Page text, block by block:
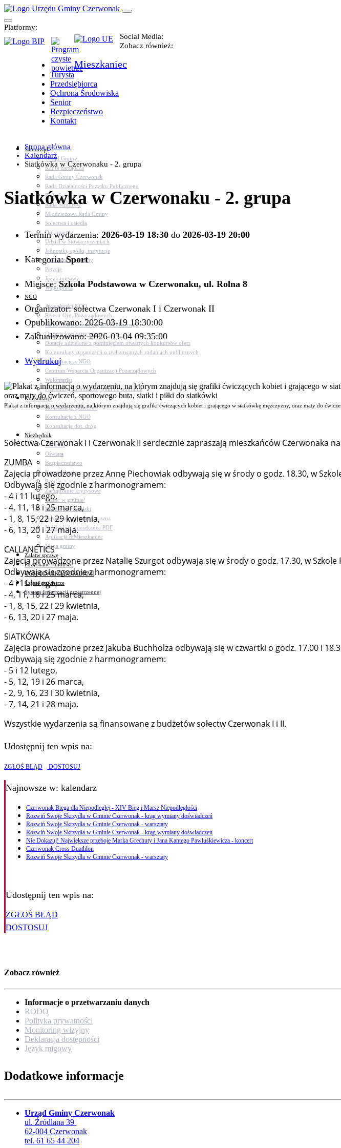
Platformy:
Social Media:
Zobacz również:
Mieszkaniec
Turysta
Przedsiębiorca
Ochrona Środowiska
Senior
Bezpieczeństwo
Kontakt
Samorząd
Urząd Gminy
Kadra zarządcza
Rada Gminy Czerwonak
Rada Działalności Pożytku Publicznego
Rada Sportu
Rada Seniorów
Młodzieżowa Rada Gminy
Sołectwa i osiedla
Dokumenty
Udział w Stowarzyszeniach
Jednostki, spółki, instytucje
Zasłużeni dla gminy
Petycje
Język migowy
Współpraca
NGO
Aktualności NGO
Rejestr Org. Pozarządowych
Rada Działalności Pożytku Publicznego
Otwarte konkursy ofert
Dotacje udzielone z pominięciem otwartych konkursów ofert
Komunikaty organizacji o realizowanych zadaniach publicznych
Konsultacje z NGO
Centrum Wsparcia Organizacji Pozarządowych
Wolontariat
Procedury, formularze, pliki do pobrania
Konsultacje
Konsultacje społeczne
Konsultacje z NGO
Konsultacje dot. dróg
Niezbędnik
Zdrowie
Oświata
Bezpieczeństwo
Komunikacja
Parafie
Zarządzanie kryzysowe
C.ześć w gminie!
Budżet obywatelski
Nieodpłatna pomoc prawna
Niezbędnik mieszkańca PDF
Aplikacja mMieszkaniec
Mapa gminy
Załatw sprawę
Pozyskane fundusze
GOSPODARKA ODPADAMI
Czyste powietrze
System Informacji przestrzennej
Strona główna
Kalendarz
Siatkówka w Czerwonaku - 2. grupa
Siatkówka w Czerwonaku - 2. grupa
Termin wydarzenia: 2026-03-19 18:30 do 2026-03-19 20:00
Kategoria:Sport
Miejsce:Szkoła Podstawowa w Czerwonaku, ul. Rolna 8
Organizator: sołectwa Czerwonak I i Czerwonak II
Opublikowano: 2026-03-19 18:30:00
Zaktualizowano: 2026-03-04 09:35:00
Wydrukuj
Plakat z informacją o wydarzeniu, na którym znajdują się grafiki ćwiczących kobiet i grającego w siatkówkę mężczyzny, oraz maty do
Sołectwa Czerwonak I i Czerwonak II serdecznie zapraszają mieszkańców Czerwonaka
ZUMBA
Zajęcia prowadzone przez Annę Piechowiak odbywają się w środy o godz. 18.30, w
Odbywają się zgodnie z harmonogramem:
- 4 i 11 lutego,
- 4, 11, 18 i 25 marca,
- 1, 8, 15, 22 i 29 kwietnia,
- 6, 13, 20 i 27 maja.
CALLANETICS
Zajęcia prowadzone przez Natalię Szurgot odbywają się w środy o godz. 17.30, w
Odbywają się zgodnie z harmonogramem:
- 4 i 11 lutego,
- 4, 11, 18 i 25 marca,
- 1, 8, 15, 22 i 29 kwietnia,
- 6, 13, 20 i 27 maja.
SIATKÓWKA
Zajęcia prowadzone przez Jakuba Buchholza odbywają się w czwartki o godz. 17.00 i
Odbywają się zgodnie z harmonogramem:
- 5 i 12 lutego,
- 5, 12, 19 i 26 marca,
- 2, 9, 16, 23 i 30 kwietnia,
- 7, 14, 21 i 28 maja.
Wszystkie wydarzenia są finansowane z budżetów sołectw Czerwonak I i II.
Udostępnij ten wpis na:
ZGŁOŚ BŁĄD DOSTOSUJ
Najnowsze w: kalendarz
Czerwonak Biega dla Niepodległej - XIV Bieg i Marsz Niepodległości
Rozwiń Swoje Skrzydła w Gminie Czerwonak - krąg wymiany doświadczeń
Rozwiń Swoje Skrzydła w Gminie Czerwonak - warsztaty
Rozwiń Swoje Skrzydła w Gminie Czerwonak - krąg wymiany doświadczeń
Nie Dokazuj! Największe przeboje Marka Grechuty i Jana Kantego Pawluśkiewicza - koncert
Czerwonak Cross Duathlon
Rozwiń Swoje Skrzydła w Gminie Czerwonak - warsztaty
Udostępnij ten wpis na:
ZGŁOŚ BŁĄD
DOSTOSUJ
Zobacz również
Informacje o przetwarzaniu danych
RODO
Polityka prywatności
Monitoring wizyjny
Deklaracja dostępności
Język migowy
Dodatkowe informacje
Urząd Gminy Czerwonak
ul. Źródlana 39
62-004 Czerwonak
tel. 61 65 44 204